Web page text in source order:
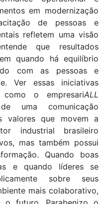
em modernização
de pessoas e
refletem uma visão
que resultados
quando há equilíbrio
com as pessoas e
Ver essas iniciativas
como o empresariALL
uma comunicação
valores que movem a
industrial brasileiro
mas também possui
Quando boas
e quando líderes se
sobre seus
mais colaborativo,